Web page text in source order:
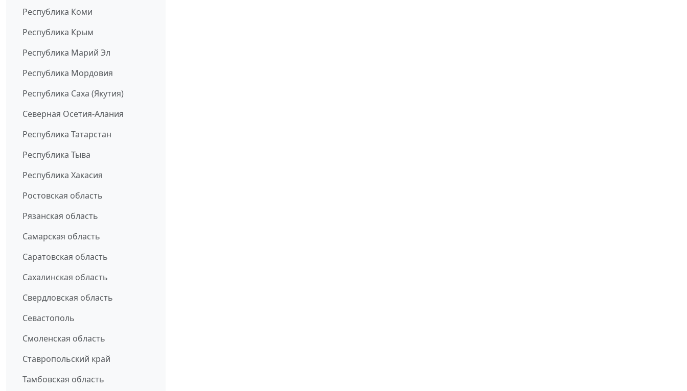
Республика Коми
Республика Крым
Республика Марий Эл
Республика Мордовия
Республика Саха (Якутия)
Северная Осетия-Алания
Республика Татарстан
Республика Тыва
Республика Хакасия
Ростовская область
Рязанская область
Самарская область
Саратовская область
Сахалинская область
Свердловская область
Севастополь
Смоленская область
Ставропольский край
Тамбовская область